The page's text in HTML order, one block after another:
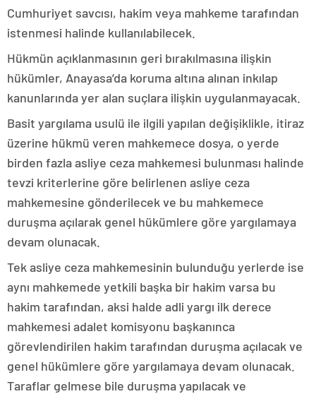
Cumhuriyet savcısı, hakim veya mahkeme tarafından
istenmesi halinde kullanılabilecek.
Hükmün açıklanmasının geri bırakılmasına ilişkin
hükümler, Anayasa’da koruma altına alınan inkılap
kanunlarında yer alan suçlara ilişkin uygulanmayacak.
Basit yargılama usulü ile ilgili yapılan değişiklikle, itiraz
üzerine hükmü veren mahkemece dosya, o yerde
birden fazla asliye ceza mahkemesi bulunması halinde
tevzi kriterlerine göre belirlenen asliye ceza
mahkemesine gönderilecek ve bu mahkemece
duruşma açılarak genel hükümlere göre yargılamaya
devam olunacak.
Tek asliye ceza mahkemesinin bulunduğu yerlerde ise
aynı mahkemede yetkili başka bir hakim varsa bu
hakim tarafından, aksi halde adli yargı ilk derece
mahkemesi adalet komisyonu başkanınca
görevlendirilen hakim tarafından duruşma açılacak ve
genel hükümlere göre yargılamaya devam olunacak.
Taraflar gelmese bile duruşma yapılacak ve